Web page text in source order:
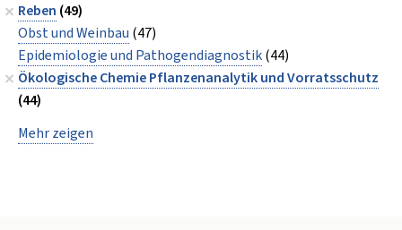
Reben (49)
Obst und Weinbau (47)
Epidemiologie und Pathogendiagnostik(44)
Ökologische Chemie Pflanzenanalytik und Vorratsschutz
(44)
Mehr zeigen